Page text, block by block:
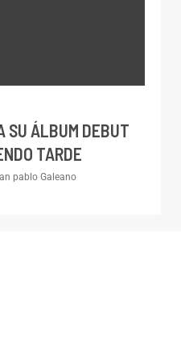
SU ÁLBUM DEBUT
TARDE
pablo Galeano